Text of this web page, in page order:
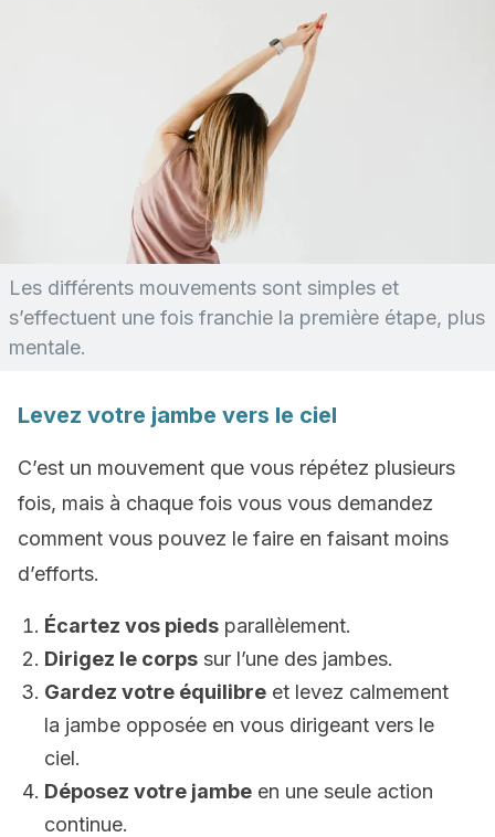
Les différents mouvements sont simples et
s’effectuent une fois franchie la première étape, plus
mentale.
Levez votre jambe vers le ciel
C’est un mouvement que vous répétez plusieurs
fois, mais à chaque fois vous vous demandez
comment vous pouvez le faire en faisant moins
d’efforts.
Écartez vos pieds parallèlement.
Dirigez le corps sur l’une des jambes.
Gardez votre équilibre et levez calmement
la jambe opposée en vous dirigeant vers le
ciel.
Déposez votre jambe en une seule action
continue.